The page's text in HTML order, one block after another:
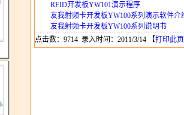
RFID开发板YW101演示程序
友我射频卡开发板YW100系列演示软件介
友我射频卡开发板YW100系列说明书
点击数：9714 录入时间：2011/3/14 【打印此页